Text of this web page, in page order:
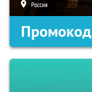
Россия
Промокод